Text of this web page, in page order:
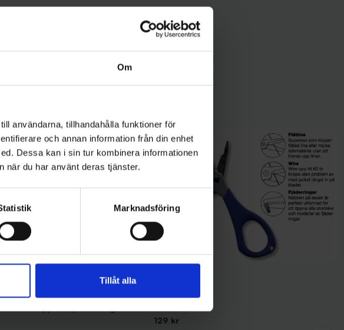
Om
användarna, tillhandahålla funktioner för
och annan information från din enhet
Dessa kan i sin tur kombinera informationen
när du har använt deras tjänster.
Marknadsföring
Tillåt alla
Darts
129 kr